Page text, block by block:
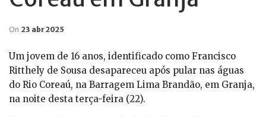
On 23 abr 2025
Um jovem de 16 anos, identificado como Francisco
Ritthely de Sousa desapareceu após pular nas águas
do Rio Coreaú, na Barragem Lima Brandão, em Granja,
na noite desta terça-feira (22).